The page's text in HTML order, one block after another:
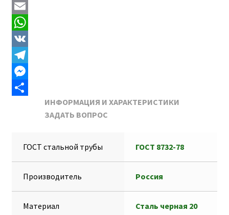
F
a
c
e
b
o
E
m
a
W
h
a
t
V
K
T
eM
ИНФОРМАЦИЯ И ХАРАКТЕРИСТИКИ
ЗАДАТЬ ВОПРОС
ГОСТ стальной трубы ГОСТ 8732-78
Производитель Россия
Материал Сталь черная 20